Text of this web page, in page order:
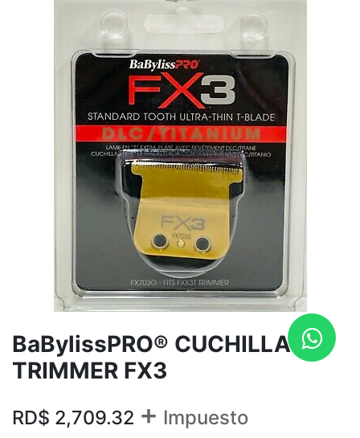
BaBylissPRO® CUCHILLA
TRIMMER FX3
RD$ 2,709.32 + Impuesto